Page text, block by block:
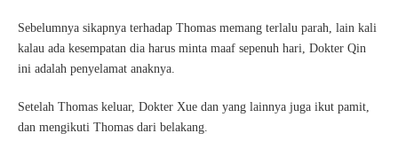
Sebelumnya sikapnya terhadap Thomas memang terlalu parah, lain kali
kalau ada kesempatan dia harus minta maaf sepenuh hari, Dokter Qin
ini adalah penyelamat anaknya.
Setelah Thomas keluar, Dokter Xue dan yang lainnya juga ikut pamit,
dan mengikuti Thomas dari belakang.